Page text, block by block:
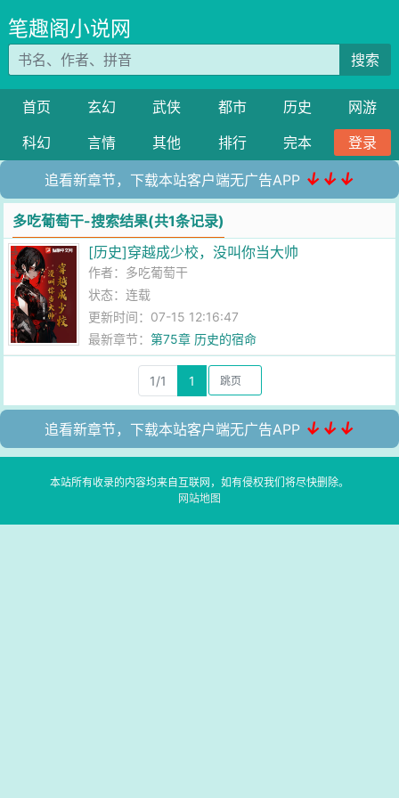
笔趣阁小说网
搜索
首页 玄幻 武侠 都市 历史
网游
科幻
言情 其他 排行 完本 登录
追看新章节，下载本站客户端无广告APP ↓↓↓
多吃葡萄干-搜索结果(共1条记录)
[历史]穿越成少校，没叫你当大帅
作者： 多吃葡萄干
状态：连载
更新时间：07-15 12:16:47
最新章节：第75章 历史的宿命
1/1 1
追看新章节，下载本站客户端无广告APP ↓↓↓
本站所有收录的内容均来自互联网，如有侵权我们将尽快删除。
网站地图